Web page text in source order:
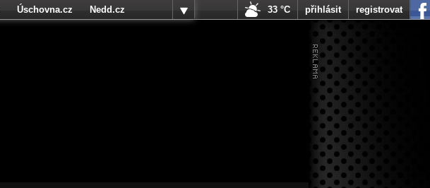
Úschovna.cz
Nedd.cz
33 °C přihlásit registrovat